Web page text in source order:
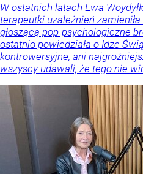
W ostatnich latach Ewa
terapeutki uzależnień
głoszącą pop-psychologiczne
ostatnio powiedziała o Idze
kontrowersyjne, ani
wszyscy udawali, że tego nie